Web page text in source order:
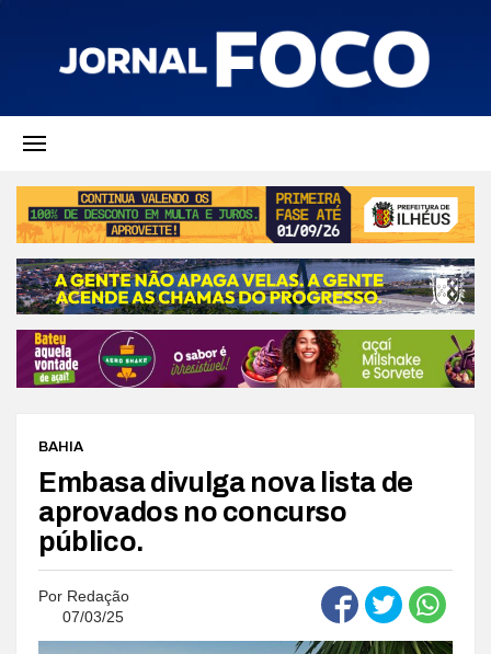
BAHIA
Embasa divulga nova lista de
aprovados no concurso
público.
Por Redação
07/03/25